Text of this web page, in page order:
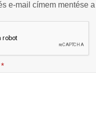
e-mail címem mentése
*